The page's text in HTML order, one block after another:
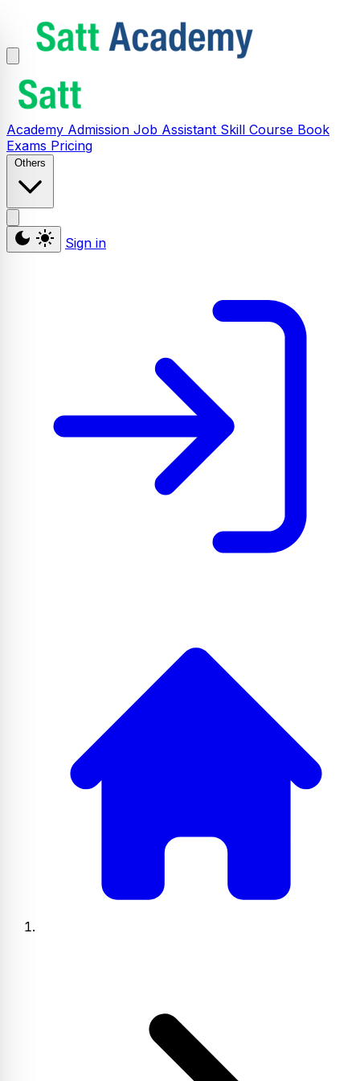
Academy Admission Job Assistant Skill Course Book
Exams Pricing
Others
Sign in